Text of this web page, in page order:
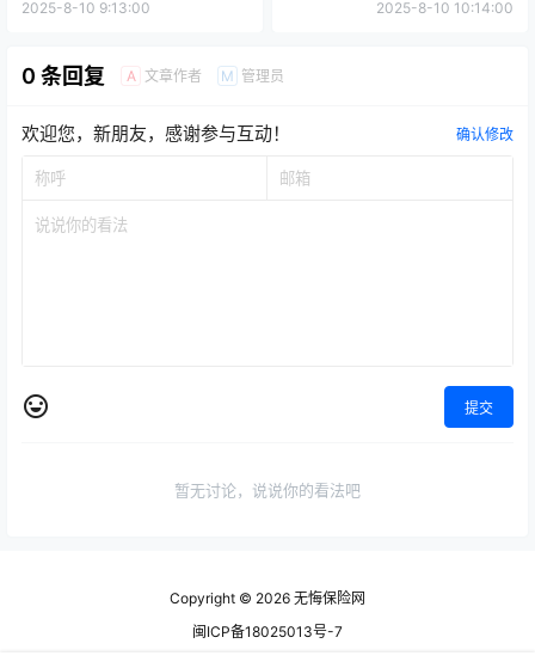
生活【电话营销深度解读】
2025-8-10 9:13:00
（2025最新版）
2025-8-10 10:14:00
0 条回复 A 文章作者 M 管理员
欢迎您，新朋友，感谢参与互动！ 确认修改
提交
暂无讨论，说说你的看法吧
Copyright © 2026 无悔保险网
闽ICP备18025013号-7